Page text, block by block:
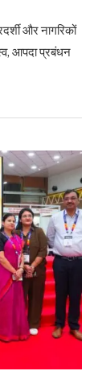
और नागरिकों
आपदा प्रबंधन